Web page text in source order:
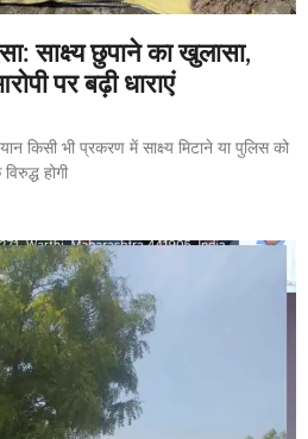
साक्ष्य छुपाने का खुलासा,
पर बढ़ी धाराएं
किसी भी प्रकरण में साक्ष्य मिटाने या पुलिस को
होगी